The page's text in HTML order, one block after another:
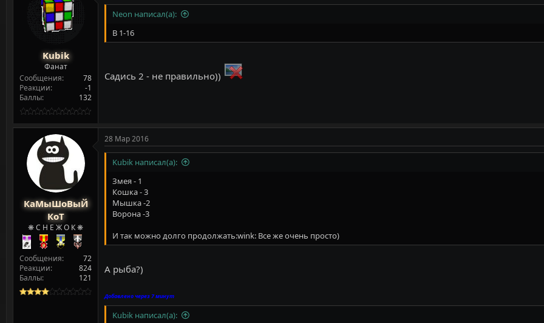
Kubik
Фанат
Сообщения
78
Реакции
-1
Баллы
132
Neon написал(а):
В 1-16
Садись 2 - не правильно))
КаМыШоВыЙ
КоТ
❋ С Н Е Ж О К ❋
Сообщения
72
Реакции
824
Баллы
121
28 Мар 2016
Kubik написал(а):
Змея - 1
Кошка - 3
Мышка -2
Ворона -3
И так можно долго продолжать:wink: Все же очень просто)
А рыба?)
Добавлено через 7 минут
Kubik написал(а):